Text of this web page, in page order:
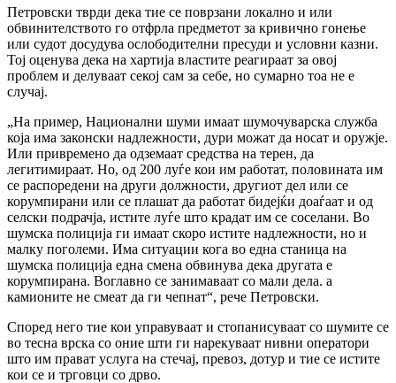
Петровски тврди дека тие се поврзани локално и или
обвинителството го отфрла предметот за кривично гонење
или судот досудува ослободителни пресуди и условни казни.
Тој оценува дека на хартија властите реагираат за овој
проблем и делуваат секој сам за себе, но сумарно тоа не е
случај.
„На пример, Национални шуми имаат шумочуварска служба
која има законски надлежности, дури можат да носат и оружје.
Или привремено да одземаат средства на терен, да
легитимираат. Но, од 200 луѓе кои им работат, половината им
се распоредени на други должности, другиот дел или се
корумпирани или се плашат да работат бидејќи доаѓаат и од
селски подрачја, истите луѓе што крадат им се соселани. Во
шумска полиција ги имаат скоро истите надлежности, но и
малку поголеми. Има ситуации кога во една станица на
шумска полиција една смена обвинува дека другата е
корумпирана. Воглавно се занимаваат со мали дела. а
камионите не смеат да ги чепнат“, рече Петровски.
Според него тие кои управуваат и стопанисуваат со шумите се
во тесна врска со оние шти ги нарекуваат нивни оператори
што им прават услуга на стечај, превоз, дотур и тие се истите
кои се и трговци со дрво.